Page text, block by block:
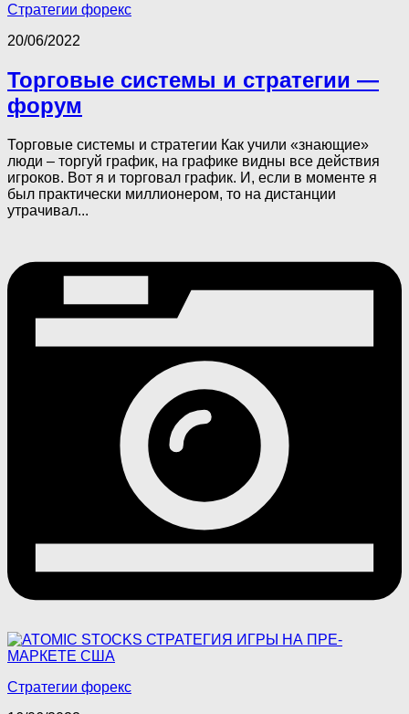
Стратегии форекс
20/06/2022
Торговые системы и стратегии —
форум
Торговые системы и стратегии Как учили «знающие»
люди – торгуй график, на графике видны все действия
игроков. Вот я и торговал график. И, если в моменте я
был практически миллионером, то на дистанции
утрачивал...
Стратегии форекс